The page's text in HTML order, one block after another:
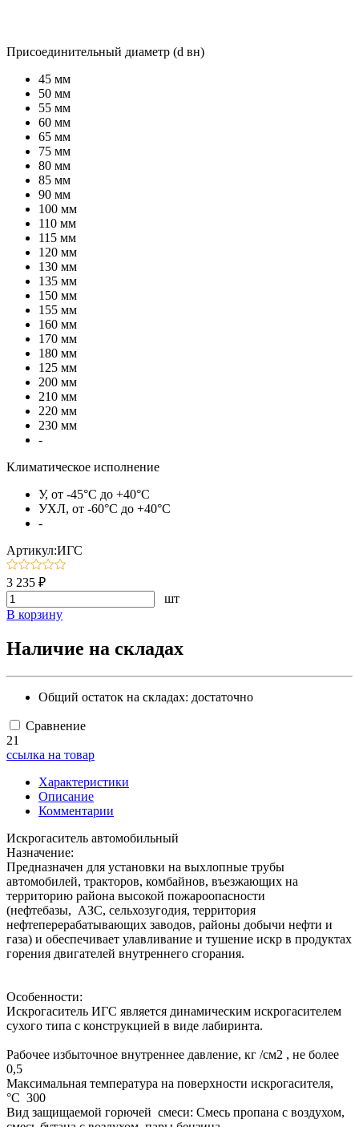
Присоединительный диаметр (d вн)
45 мм
50 мм
55 мм
60 мм
65 мм
75 мм
80 мм
85 мм
90 мм
100 мм
110 мм
115 мм
120 мм
130 мм
135 мм
150 мм
155 мм
160 мм
170 мм
180 мм
125 мм
200 мм
210 мм
220 мм
230 мм
-
Климатическое исполнение
У, от -45°C до +40°C
УХЛ, от -60°C до +40°C
-
Артикул:ИГС
3 235 ₽
шт
В корзину
Наличие на складах
Общий остаток на складах: достаточно
Сравнение
21
ссылка на товар
Характеристики
Описание
Комментарии
Искрогаситель автомобильный
Назначение:
Предназначен для установки на выхлопные трубы
автомобилей, тракторов, комбайнов, въезжающих на
территорию района высокой пожароопасности
(нефтебазы, АЗС, сельхозугодия, территория
нефтеперерабатывающих заводов, районы добычи нефти и
газа) и обеспечивает улавливание и тушение искр в продуктах
горения двигателей внутреннего сгорания.
Особенности:
Искрогаситель ИГС является динамическим искрогасителем
сухого типа с конструкцией в виде лабиринта.
Рабочее избыточное внутреннее давление, кг /см2 , не более
0,5
Максимальная температура на поверхности искрогасителя,
°С 300
Вид защищаемой горючей смеси: Смесь пропана с воздухом,